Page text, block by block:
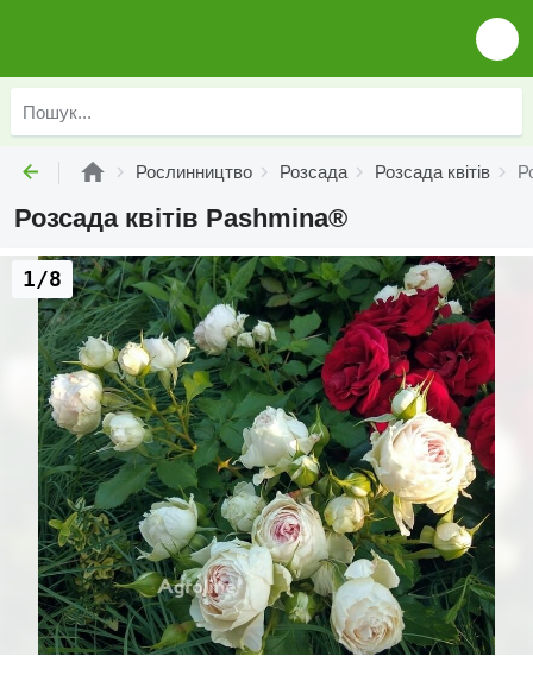
Рослинництво Розсада Розсада квітів
Розсада квітів Pashmina®
1/8